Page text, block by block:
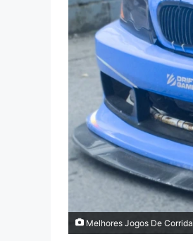
Melhores Jogos De Corrida